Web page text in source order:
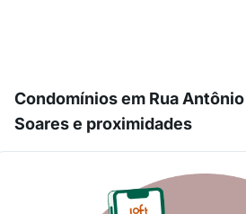
Condomínios em Rua
Soares e proximidades